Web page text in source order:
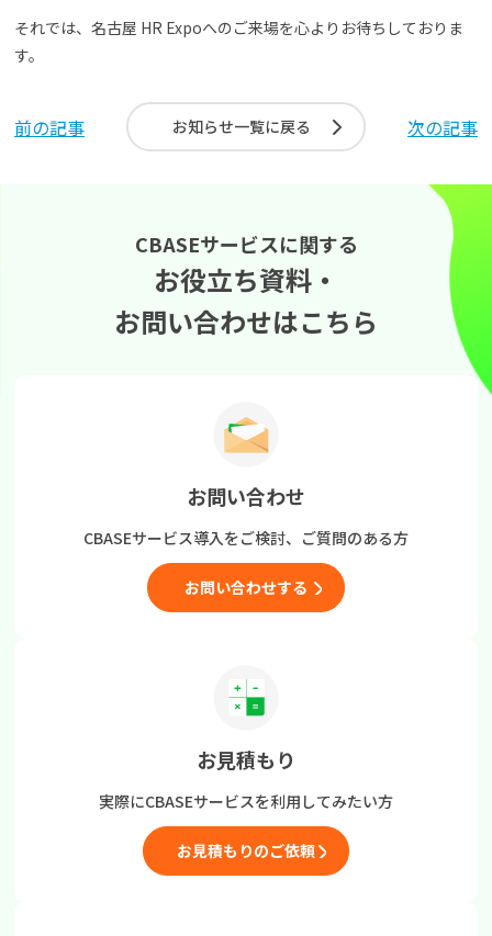
それでは、名古屋 HR Expoへのご来場を心よりお待ちしておりま
す。
前の記事 お知らせ一覧に戻る 次の記事
CBASEサービスに関する
お役立ち資料・
お問い合わせはこちら
お問い合わせ
CBASEサービス導入をご検討、 ご質問のある方
お問い合わせする
お見積もり
実際にCBASEサービスを利用してみたい方
お見積もりのご依頼